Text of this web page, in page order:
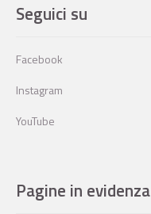
Pagine in evidenza
Seguici su
Facebook
Instagram
YouTube